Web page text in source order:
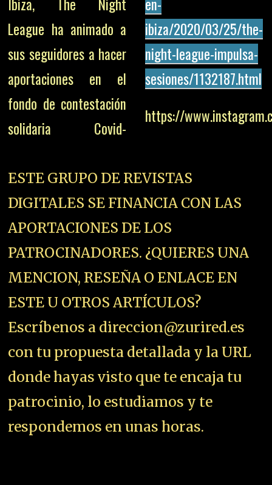
Ibiza, The Night
League ha animado a
sus seguidores a hacer
aportaciones en el
fondo de contestación
solidaria Covid-
en-
ibiza/2020/03/25/the-
night-league-impulsa-
sesiones/1132187.html
https://
ESTE GRUPO DE REVISTAS
DIGITALES SE FINANCIA CON LAS
APORTACIONES DE LOS
PATROCINADORES. ¿QUIERES UNA
MENCION, RESEÑA O ENLACE EN
ESTE U OTROS ARTÍCULOS?
Escríbenos a direccion@zurired.es
con tu propuesta detallada y la URL
donde hayas visto que te encaja tu
patrocinio, lo estudiamos y te
respondemos en unas horas.